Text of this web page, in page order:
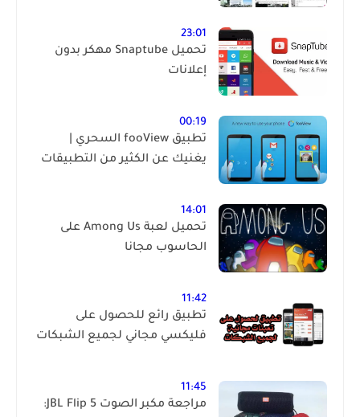
23:01
تحميل Snaptube مهكر بدون
إعلانات
00:19
تطبيق fooView السحري |
يغنيك عن الكثير من التطبيقات
14:01
تحميل لعبة Among Us على
الحاسوب مجانا
11:42
تطبيق رائع للحصول على
فليكسي مجاني لجميع الشبكات
11:45
مراجعة مكبر الصوت JBL Flip 5: